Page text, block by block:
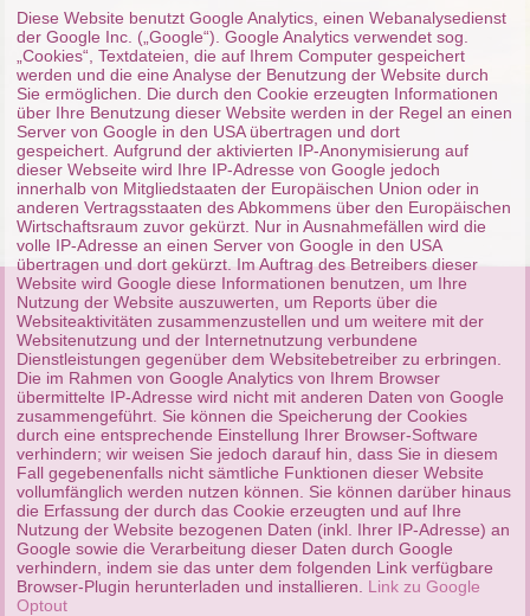
Diese Website benutzt Google Analytics, einen Webanalysedienst
der Google Inc. („Google“). Google Analytics verwendet sog.
„Cookies“, Textdateien, die auf Ihrem Computer gespeichert
werden und die eine Analyse der Benutzung der Website durch
Sie ermöglichen. Die durch den Cookie erzeugten Informationen
über Ihre Benutzung dieser Website werden in der Regel an einen
Server von Google in den USA übertragen und dort
gespeichert. Aufgrund der aktivierten IP-Anonymisierung auf
dieser Webseite wird Ihre IP-Adresse von Google jedoch
innerhalb von Mitgliedstaaten der Europäischen Union oder in
anderen Vertragsstaaten des Abkommens über den Europäischen
Wirtschaftsraum zuvor gekürzt. Nur in Ausnahmefällen wird die
volle IP-Adresse an einen Server von Google in den USA
übertragen und dort gekürzt. Im Auftrag des Betreibers dieser
Website wird Google diese Informationen benutzen, um Ihre
Nutzung der Website auszuwerten, um Reports über die
Websiteaktivitäten zusammenzustellen und um weitere mit der
Websitenutzung und der Internetnutzung verbundene
Dienstleistungen gegenüber dem Websitebetreiber zu erbringen.
Die im Rahmen von Google Analytics von Ihrem Browser
übermittelte IP-Adresse wird nicht mit anderen Daten von Google
zusammengeführt. Sie können die Speicherung der Cookies
durch eine entsprechende Einstellung Ihrer Browser-Software
verhindern; wir weisen Sie jedoch darauf hin, dass Sie in diesem
Fall gegebenenfalls nicht sämtliche Funktionen dieser Website
vollumfänglich werden nutzen können. Sie können darüber hinaus
die Erfassung der durch das Cookie erzeugten und auf Ihre
Nutzung der Website bezogenen Daten (inkl. Ihrer IP-Adresse) an
Google sowie die Verarbeitung dieser Daten durch Google
verhindern, indem sie das unter dem folgenden Link verfügbare
Browser-Plugin herunterladen und installieren. Link zu Google
Optout